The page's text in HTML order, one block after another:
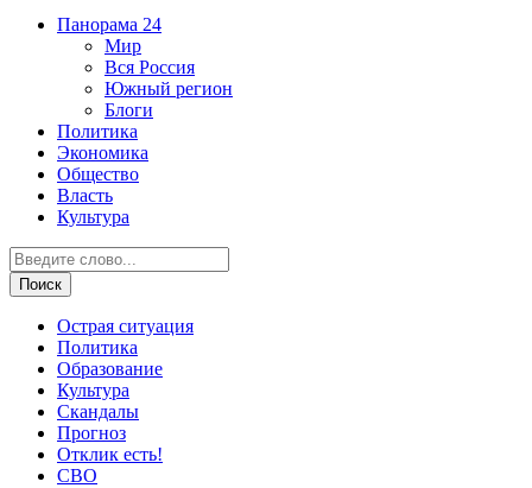
Панорама 24
Мир
Вся Россия
Южный регион
Блоги
Политика
Экономика
Общество
Власть
Культура
Острая ситуация
Политика
Образование
Культура
Скандалы
Прогноз
Отклик есть!
СВО